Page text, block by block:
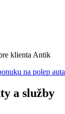
klienta Antik
na polep auta
a služby